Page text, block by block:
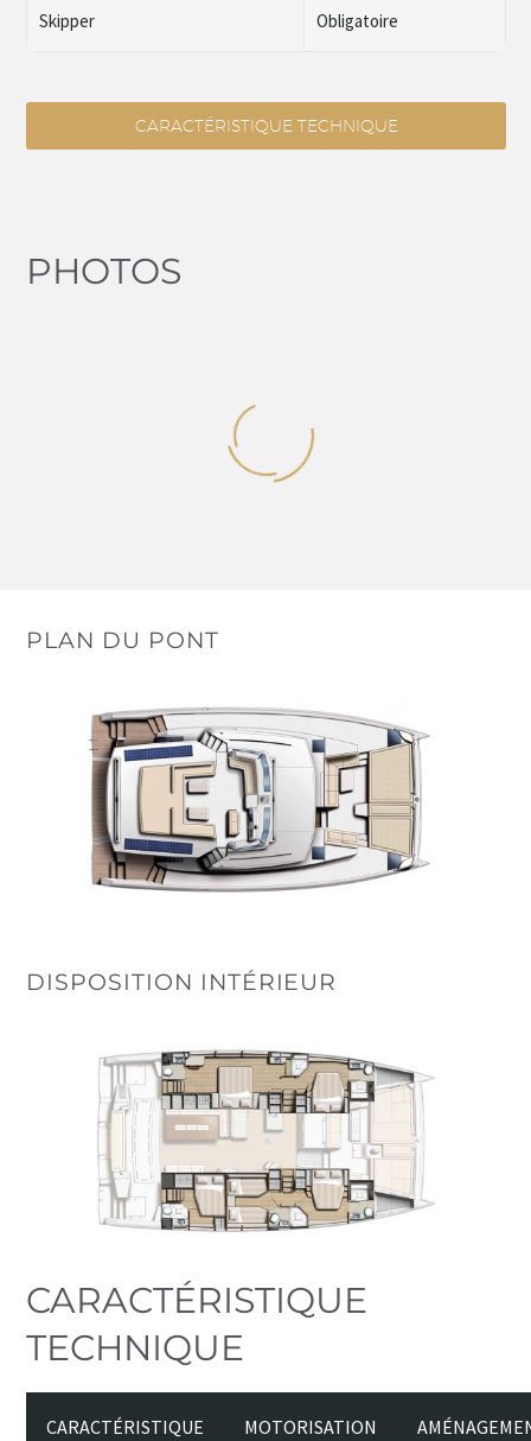
Skipper Obligatoire
CARACTÉRISTIQUE TECHNIQUE
PHOTOS
PLAN DU PONT
DISPOSITION INTÉRIEUR
CARACTÉRISTIQUE
TECHNIQUE
CARACTÉRISTIQUE MOTORISATION